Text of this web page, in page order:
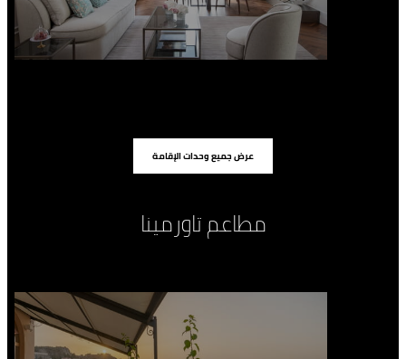
عرض جميع وحدات الإقامة
مطاعم تاورمينا